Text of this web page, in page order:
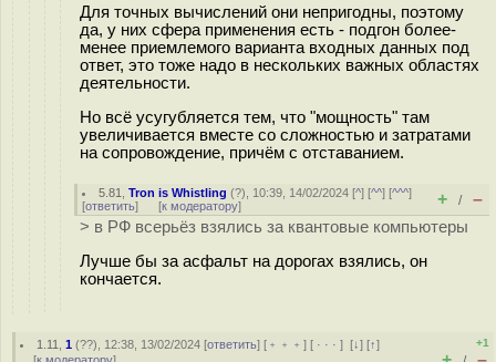
Для точных вычислений они непригодны, поэтому
да, у них сфера применения есть - подгон более-
менее приемлемого варианта входных данных под
ответ, это тоже надо в нескольких важных областях
деятельности.
Но всё усугубляется тем, что "мощность" там
увеличивается вместе со сложностью и затратами
на сопровождение, причём с отставанием.
5.81 ,Tron is Whistling (?), 10:39, 14/02/2024 [^] [^^] [^^^]
[ответить] [к модератору] + / –
> в РФ всерьёз взялись за квантовые компьютеры
Лучше бы за асфальт на дорогах взялись, он
кончается.
1.11 ,1 (??), 12:38, 13/02/2024 [ответить] [ ﹢﹢﹢] [ · · ·][↓] [↑]
+1